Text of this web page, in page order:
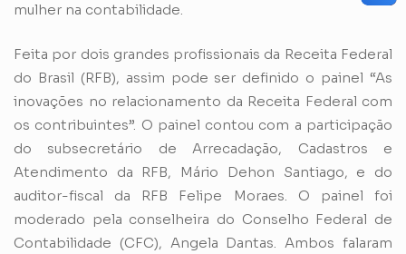
mulher na contabilidade.
Feita por dois grandes profissionais da Receita Federal
do Brasil (RFB), assim pode ser definido o painel “As
inovações no relacionamento da Receita Federal com
os contribuintes”. O painel contou com a participação
do subsecretário de Arrecadação, Cadastros e
Atendimento da RFB, Mário Dehon Santiago, e do
auditor-fiscal da RFB Felipe Moraes. O painel foi
moderado pela conselheira do Conselho Federal de
Contabilidade (CFC), Angela Dantas. Ambos falaram